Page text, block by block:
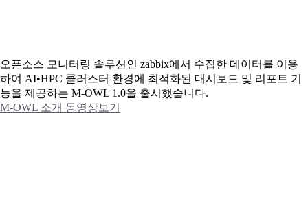
오픈소스 모니터링 솔루션인 zabbix에서 수집한 데이터를 이용
하여 AI•HPC 클러스터 환경에 최적화된 대시보드 및 리포트 기
능을 제공하는 M-OWL 1.0을 출시했습니다.
M-OWL 소개 동영상보기